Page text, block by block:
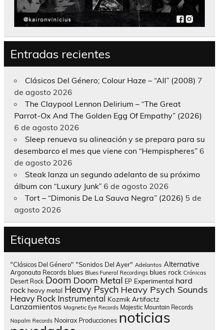
Entradas recientes
Clásicos Del Género; Colour Haze – “All” (2008) 7
de agosto 2026
The Claypool Lennon Delirium – “The Great
Parrot-Ox And The Golden Egg Of Empathy” (2026)
6 de agosto 2026
Sleep renueva su alineación y se prepara para su
desembarco el mes que viene con “Hempispheres” 6
de agosto 2026
Steak lanza un segundo adelanto de su próximo
álbum con “Luxury Junk” 6 de agosto 2026
Tort – “Dimonis De La Sauva Negra” (2026) 5 de
agosto 2026
Etiquetas
"Clásicos Del Género" "Sonidos Del Ayer" Adelantos Alternative
Argonauta Records blues Blues Funeral Recordings blues rock Crónicas
Desert Rock Doom Doom Metal EP Experimental hard
rock heavy metal Heavy Psych Heavy Psych Sounds
Heavy Rock Instrumental Kozmik Artifactz
Lanzamientos Magnetic Eye Records Majestic Mountain Records
Napalm Records Nooirax Producciones noticias